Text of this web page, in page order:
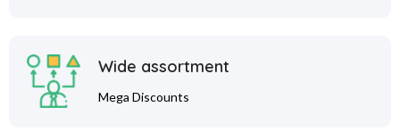
Wide assortment
Mega Discounts